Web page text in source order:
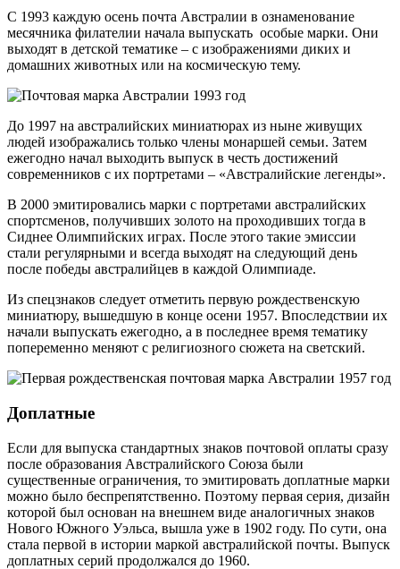
С 1993 каждую осень почта Австралии в ознаменование
месячника филателии начала выпускать особые марки. Они
выходят в детской тематике – с изображениями диких и
домашних животных или на космическую тему.
До 1997 на австралийских миниатюрах из ныне живущих
людей изображались только члены монаршей семьи. Затем
ежегодно начал выходить выпуск в честь достижений
современников с их портретами – «Австралийские легенды».
В 2000 эмитировались марки с портретами австралийских
спортсменов, получивших золото на проходивших тогда в
Сиднее Олимпийских играх. После этого такие эмиссии
стали регулярными и всегда выходят на следующий день
после победы австралийцев в каждой Олимпиаде.
Из спецзнаков следует отметить первую рождественскую
миниатюру, вышедшую в конце осени 1957. Впоследствии их
начали выпускать ежегодно, а в последнее время тематику
попеременно меняют с религиозного сюжета на светский.
Доплатные
Если для выпуска стандартных знаков почтовой оплаты сразу
после образования Австралийского Союза были
существенные ограничения, то эмитировать доплатные марки
можно было беспрепятственно. Поэтому первая серия, дизайн
которой был основан на внешнем виде аналогичных знаков
Нового Южного Уэльса, вышла уже в 1902 году. По сути, она
стала первой в истории маркой австралийской почты. Выпуск
доплатных серий продолжался до 1960.